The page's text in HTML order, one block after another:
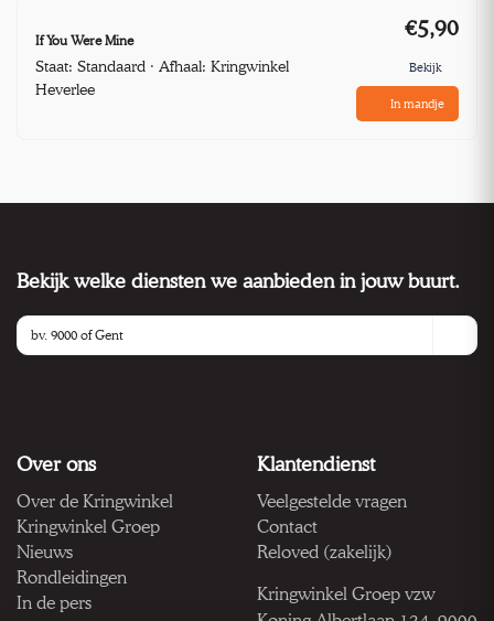
If You Were Mine
Staat: Standaard · Afhaal: Kringwinkel
Heverlee
€5,90
Bekijk
In mandje
Bekijk welke diensten we aanbieden in jouw buurt.
Over ons
Over de Kringwinkel
Kringwinkel Groep
Nieuws
Rondleidingen
In de pers
Klantendienst
Veelgestelde vragen
Contact
Reloved (zakelijk)
Kringwinkel Groep vzw